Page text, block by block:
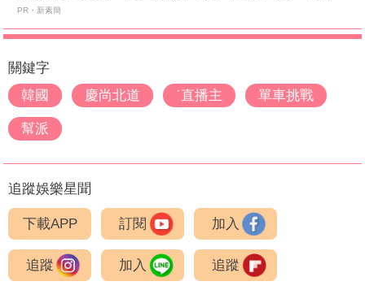
PR・新素簡
關鍵字
韓國
慶尚北道 ˊ直播主 單車挑戰
幫派
追蹤娛樂星聞
下載APP 訂閱 加入
追蹤 加入 追蹤